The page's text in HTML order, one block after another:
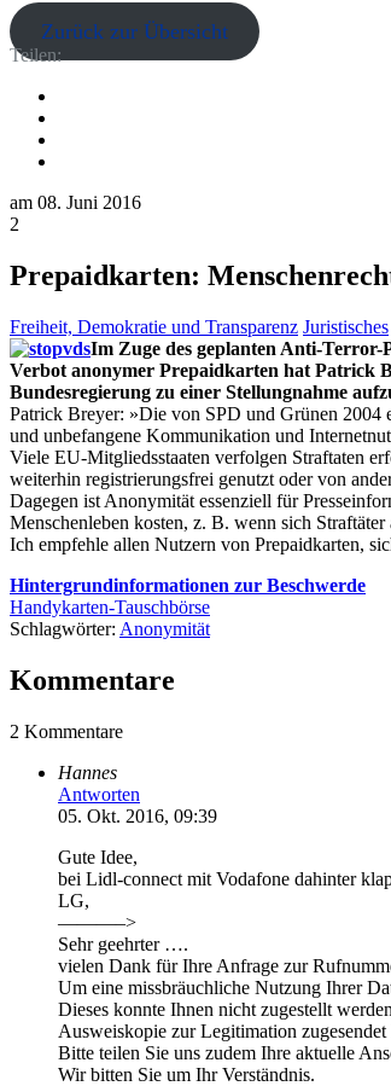
Zurück zur Übersicht
Teilen:
am 08. Juni 2016
2
Prepaidkarten:
Freiheit, Demokratie und Transparenz Juristisches
Im Zuge des geplanten Anti-Terror-
Verbot anonymer Prepaidkarten hat Patrick
Bundesregierung zu einer Stellungnahme
Patrick Breyer: »Die von SPD und Grünen 2004
und unbefangene Kommunikation und
Viele EU-Mitgliedsstaaten verfolgen Straftaten
weiterhin registrierungsfrei genutzt oder von
Dagegen ist Anonymität essenziell für
Menschenleben kosten, z. B. wenn sich
Ich empfehle allen Nutzern von Prepaidkarten,
Hintergrundinformationen zur Beschwerde
Handykarten-Tauschbörse
Schlagwörter: Anonymität
Kommentare
2 Kommentare
Hannes
Antworten
05. Okt. 2016, 09:39
Gute Idee,
bei Lidl-connect mit Vodafone dahinter
LG,
———–>
Sehr geehrter ….
vielen Dank für Ihre Anfrage zur
Um eine missbräuchliche Nutzung Ihrer
Dieses konnte Ihnen nicht zugestellt
Ausweiskopie zur Legitimation
Bitte teilen Sie uns zudem Ihre aktuelle
Wir bitten Sie um Ihr Verständnis.